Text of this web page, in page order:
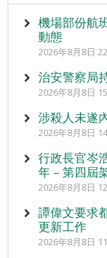
機場部份航
動態
2026年8月8日
治安警察局
2026年8月8日
涉殺人未遂
2026年8月8日
行政長官岑
年 – 第四屆
2026年8月8日
譚偉文要求
更新工作
2026年8月8日